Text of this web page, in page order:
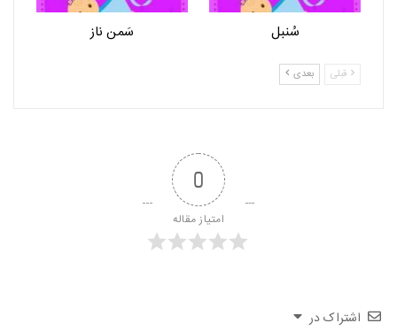
سُنبل سَمن ناز
قبلی بعدی
0
امتیاز مقاله
اشتراک در